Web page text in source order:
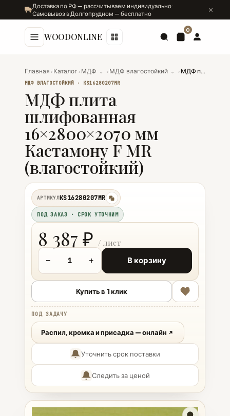
Доставка по РФ — рассчитываем индивидуально ·
Самовывоз в Долгопрудном — бесплатно
WOODONLINE
0
Главная › Каталог › МДФ ⌄ › МДФ влагостойкий ⌄ › МДФ плита шлифованная 16×2800×2070 мм Кастамону F MR (влагостойкий)
МДФ ВЛАГОСТОЙКИЙ · KS16280207MR
МДФ плита
шлифованная
16×2800×2070 мм
Кастамону F MR
(влагостойкий)
АРТИКУЛKS16280207MR
копировать
ПОД ЗАКАЗ · СРОК УТОЧНИМ
8 387 ₽
− + В корзину
Купить в 1 клик
ПОД ЗАДАЧУ
Распил, кромка и присадка — онлайн
Уточнить срок поставки
Следить за ценой